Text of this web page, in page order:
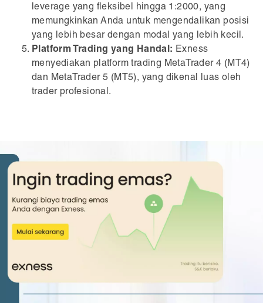
leverage yang fleksibel hingga 1:2000, yang
memungkinkan Anda untuk mengendalikan posisi
yang lebih besar dengan modal yang lebih kecil.
Platform Trading yang Handal: Exness
menyediakan platform trading MetaTrader 4 (MT4)
dan MetaTrader 5 (MT5), yang dikenal luas oleh
trader profesional.